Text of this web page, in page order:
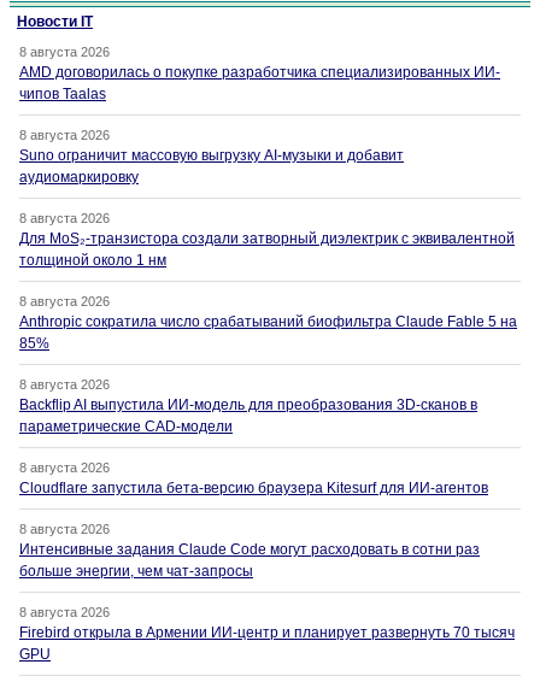
Новости IT
8 августа 2026
AMD договорилась о покупке разработчика специализированных ИИ-
чипов Taalas
8 августа 2026
Suno ограничит массовую выгрузку AI-музыки и добавит
аудиомаркировку
8 августа 2026
Для MoS₂-транзистора создали затворный диэлектрик с эквивалентной
толщиной около 1 нм
8 августа 2026
Anthropic сократила число срабатываний биофильтра Claude Fable 5 на
85%
8 августа 2026
Backflip AI выпустила ИИ-модель для преобразования 3D-сканов в
параметрические CAD-модели
8 августа 2026
Cloudflare запустила бета-версию браузера Kitesurf для ИИ-агентов
8 августа 2026
Интенсивные задания Claude Code могут расходовать в сотни раз
больше энергии, чем чат-запросы
8 августа 2026
Firebird открыла в Армении ИИ-центр и планирует развернуть 70 тысяч
GPU